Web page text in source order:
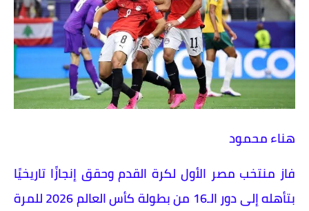
هناء محمود
فاز منتخب مصر الأول لكرة القدم وحقق إنجازًا تاريخيًا
بتأهله إلى دور الـ16 من بطولة كأس العالم 2026 للمرة